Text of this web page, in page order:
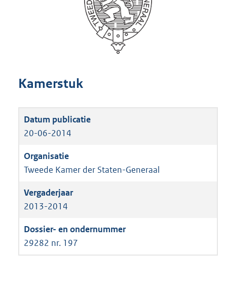
Kamerstuk
20-06-2014
Tweede Kamer der Staten-Generaal
2013-2014
29282 nr. 197